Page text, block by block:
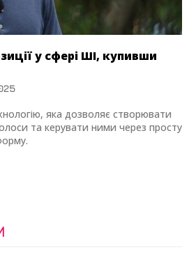
у сфері ШІ, купивши
яка дозволяє створювати
та керувати ними через просту